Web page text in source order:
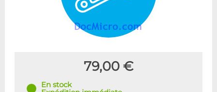
79,00 €
En stock